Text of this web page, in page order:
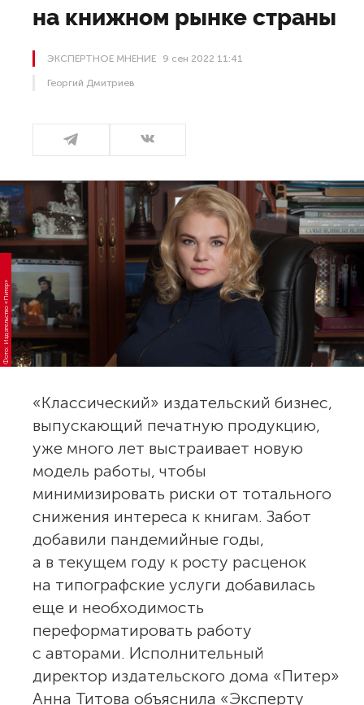
на книжном рынке страны
ЭКСПЕРТНОЕ МНЕНИЕ 9 сен 2022 11:41
Георгий Дмитриев
Фото: Издательство «Питер»
«Классический» издательский бизнес,
выпускающий печатную продукцию,
уже много лет выстраивает новую
модель работы, чтобы
минимизировать риски от тотального
снижения интереса к книгам. Забот
добавили пандемийные годы,
а в текущем году к росту расценок
на типографские услуги добавилась
еще и необходимость
переформатировать работу
с авторами. Исполнительный
директор издательского дома «Питер»
Анна Титова объяснила «Эксперту